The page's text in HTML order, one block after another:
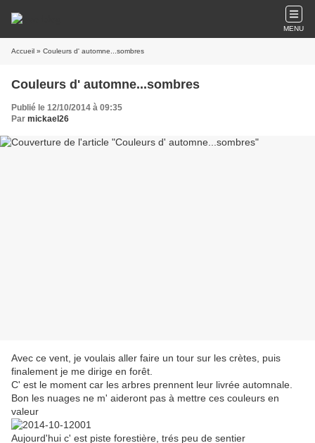
MENU
Accueil » Couleurs d' automne...sombres
Couleurs d' automne...sombres
Publié le 12/10/2014 à 09:35
Par mickael26
Avec ce vent, je voulais aller faire un tour sur les crètes, puis
finalement je me dirige en forêt.
C' est le moment car les arbres prennent leur livrée automnale.
Bon les nuages ne m' aideront pas à mettre ces couleurs en
valeur
Aujourd'hui c' est piste forestière, trés peu de sentier